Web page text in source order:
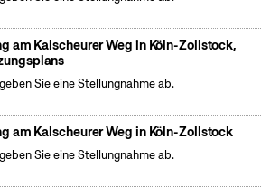
am Kalscheurer Weg in Köln-Zollstock,
Sie eine Stellungnahme ab.
am Kalscheurer Weg in Köln-Zollstock
Sie eine Stellungnahme ab.